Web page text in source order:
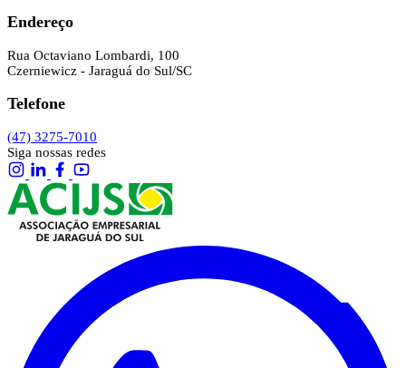
Endereço
Rua Octaviano Lombardi, 100
Czerniewicz - Jaraguá do Sul/SC
Telefone
(47) 3275-7010
Siga nossas redes